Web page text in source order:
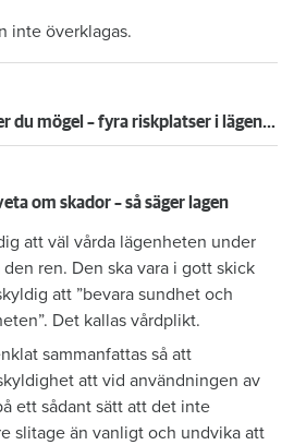
inte överklagas.
Så undviker du mögel – fyra riskplatser i lägenheten: ”Måste städa bort”
om skador – så säger lagen
att väl vårda lägenheten under
ren. Den ska vara i gott skick
att ”bevara sundhet och
Det kallas vårdplikt.
sammanfattas så att
att vid användningen av
ett sådant sätt att det inte
slitage än vanligt och undvika att